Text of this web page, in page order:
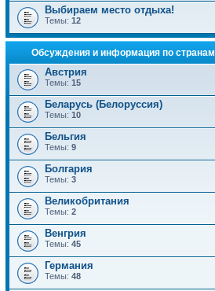
Выбираем место отдыха!
Темы: 12
Обсуждения и информация по странам
Австрия
Темы: 15
Беларусь (Белоруссия)
Темы: 10
Бельгия
Темы: 9
Болгария
Темы: 3
Великобритания
Темы: 2
Венгрия
Темы: 45
Германия
Темы: 48